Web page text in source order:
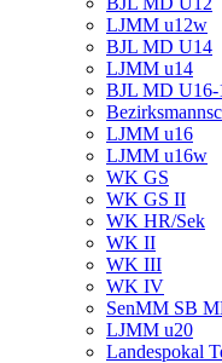
LJMM u12w
BJL MD U14
LJMM u14
BJL MD U16-
LJMM u16
LJMM u16w
WK GS
WK GS II
WK HR/Sek
WK II
WK III
WK IV
SenMM SB
LJMM u20
Landespokal